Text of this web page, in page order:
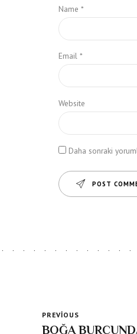
Name *
Email *
Website
Daha sonraki
POST
PREVIOUS
BOĞA